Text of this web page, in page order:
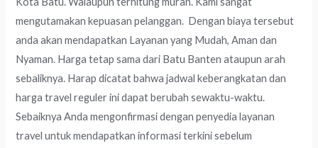
mengutamakan kepuasan pelanggan. Dengan biaya tersebut
anda akan mendapatkan Layanan yang Mudah, Aman dan
Nyaman. Harga tetap sama dari Batu Banten ataupun arah
sebaliknya. Harap dicatat bahwa jadwal keberangkatan dan
harga travel reguler ini dapat berubah sewaktu-waktu.
Sebaiknya Anda mengonfirmasi dengan penyedia layanan
travel untuk mendapatkan informasi terkini sebelum